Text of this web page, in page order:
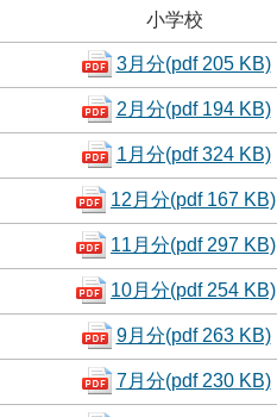
小学校
3月分(pdf 205 KB)
2月分(pdf 194 KB)
1月分(pdf 324 KB)
12月分(pdf 167 KB)
11月分(pdf 297 KB)
10月分(pdf 254 KB)
9月分(pdf 263 KB)
7月分(pdf 230 KB)